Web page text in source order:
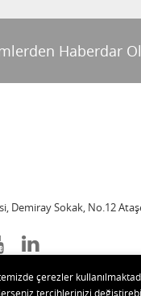
Haberdar
Demiray Sokak, No.12
çerezler
tercihlerinizi